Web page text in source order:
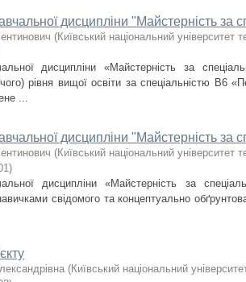
дисципліни "Майстерність за
(Київський національний університет
дисципліни «Майстерність за
рівня вищої освіти за спеціальністю В6
...
дисципліни "Майстерність за
(Київський національний університет
)
дисципліни «Майстерність за
свідомого та концептуально
(Київський національний